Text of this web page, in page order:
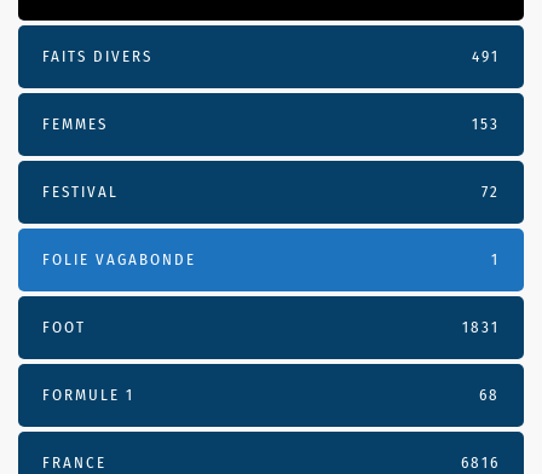
FAITS DIVERS 491
FEMMES 153
FESTIVAL 72
FOLIE VAGABONDE 1
FOOT 1831
FORMULE 1 68
FRANCE 6816